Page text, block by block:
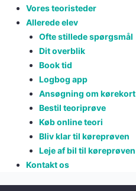
Vores teoristeder
Allerede elev
Ofte stillede spørgsmål
Dit overblik
Book tid
Logbog app
Ansøgning om kørekort
Bestil teoriprøve
Køb online teori
Bliv klar til køreprøven
Leje af bil til køreprøven
Kontakt os